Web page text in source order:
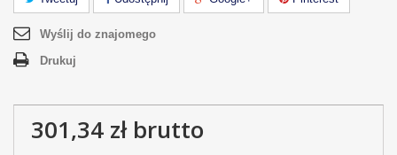
Wyślij do znajomego
Drukuj
301,34 złbrutto